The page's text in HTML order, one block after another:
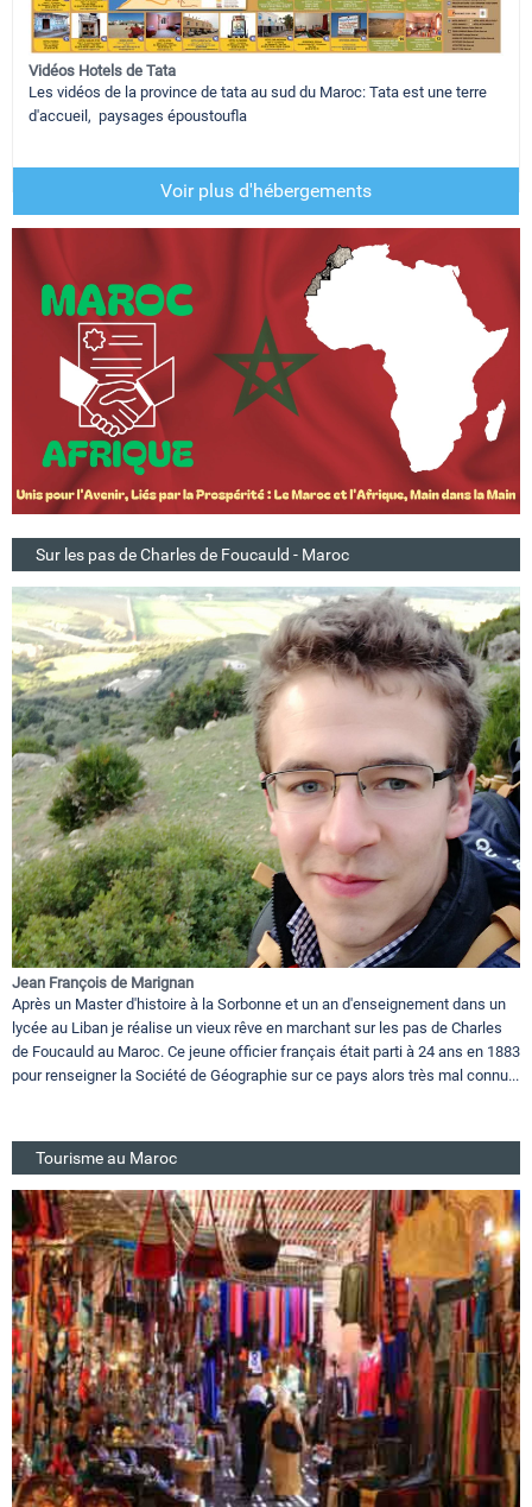
Vidéos Hotels de Tata
Les vidéos de la province de tata au sud du Maroc: Tata est une terre
d'accueil, paysages époustoufla
Voir plus d'hébergements
Sur les pas de Charles de Foucauld - Maroc
Jean François de Marignan
Après un Master d'histoire à la Sorbonne et un an d'enseignement dans un
lycée au Liban je réalise un vieux rêve en marchant sur les pas de Charles
de Foucauld au Maroc. Ce jeune officier français était parti à 24 ans en 1883
pour renseigner la Société de Géographie sur ce pays alors très mal connu...
Tourisme au Maroc